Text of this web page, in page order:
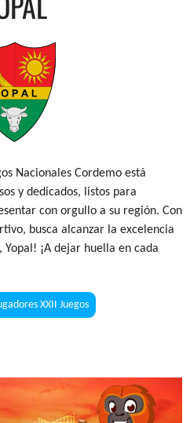
Nacionales Cordemo está
y dedicados, listos para
con orgullo a su región. Con
busca alcanzar la excelencia
Yopal! ¡A dejar huella en cada
XXII Juegos